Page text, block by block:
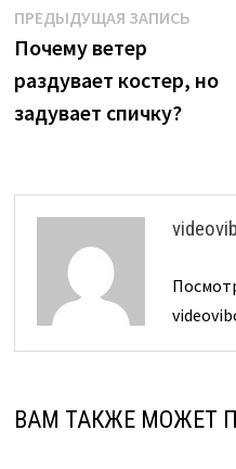
Навигация
по
записям
ПРЕДЫДУЩАЯ ЗАПИСЬ
Почему ветер
раздувает костер, но
задувает спичку?
ВАМ ТАКЖЕ МОЖЕТ